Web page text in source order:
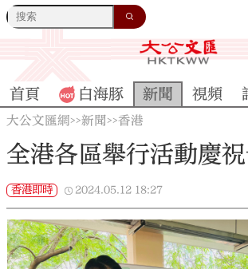
首頁 白海豚 新聞 視頻
大公文匯網>>新聞>>香港
全港各區舉行活動慶
香港即時 2024.05.12 18:27